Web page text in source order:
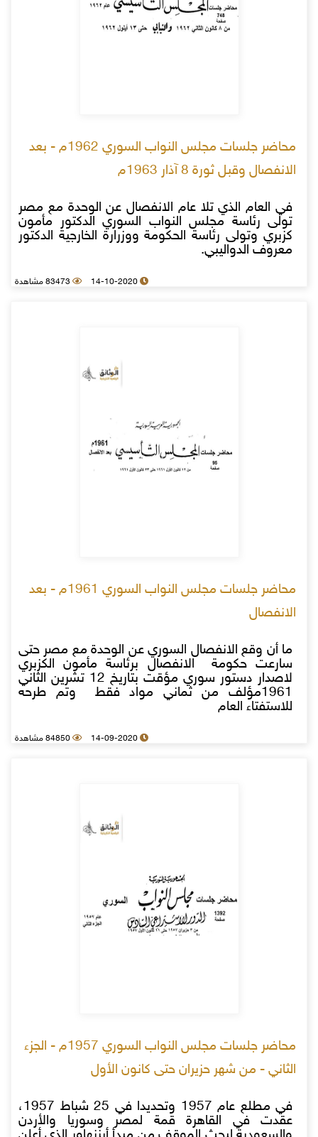
محاضر جلسات مجلس النواب السوري 1962م - بعد
الانفصال وقبل ثورة 8 آذار 1963م
في العام الذي تلا عام الانفصال عن الوحدة مع مصر
تولى رئاسة مجلس النواب السوري الدكتور مأمون
كزبري وتولى رئاسة الحكومة ووزرارة الخارجية الدكتور
معروف الدواليبي.
14-10-2020 83473 مشاهدة
محاضر جلسات مجلس النواب السوري 1961م - بعد
الانفصال
ما أن وقع الانفصال السوري عن الوحدة مع مصر حتى
سارعت حكومة الانفصال برئاسة مأمون الكزبري
لاصدار دستور سوري مؤقت بتاريخ 12 تشرين الثاني
1961مؤلف من ثماني مواد فقط وتم طرحه
للاستفتاء العام
14-09-2020 84850 مشاهدة
محاضر جلسات مجلس النواب السوري 1957م - الجزء
الثاني - من شهر حزيران حتى كانون الأول
في مطلع عام 1957 وتحديدا في 25 شباط 1957،
عقدت في القاهرة قمة لمصر وسوريا والأردن